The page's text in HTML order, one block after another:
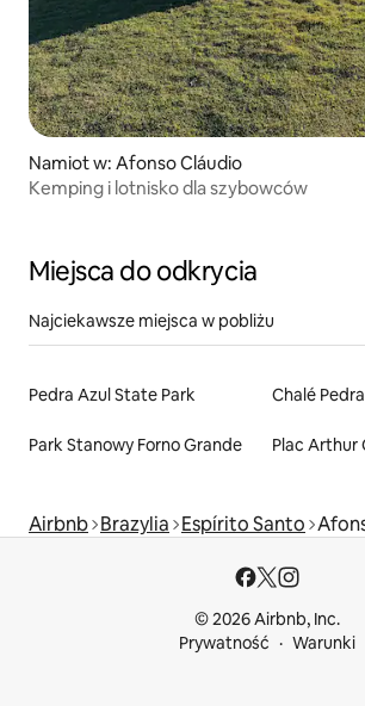
Namiot w: Afonso Cláudio
Kemping i lotnisko dla szybowców
Miejsca do odkrycia
Najciekawsze miejsca w pobliżu
Pedra Azul State Park Chalé
Park Stanowy Forno Grande Plac Arthur
Airbnb Brazylia Espírito Santo
© 2026 Airbnb, Inc.
Prywatność
Warunki